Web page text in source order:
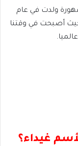
ولدت في عام
حيث أصبحت في وقتنا
غيداء؟